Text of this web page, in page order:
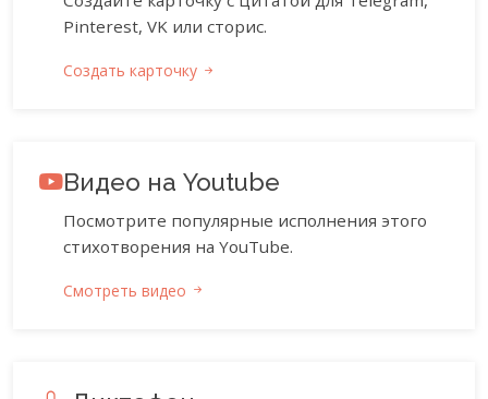
Pinterest, VK или сторис.
Создать карточку
Видео на Youtube
Посмотрите популярные исполнения этого
стихотворения на YouTube.
Смотреть видео